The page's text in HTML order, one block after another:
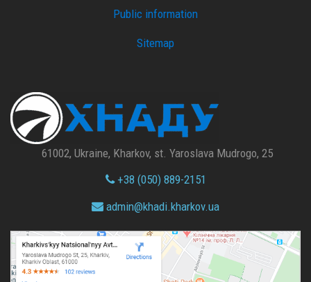
Public information
Sitemap
61002, Ukraine, Kharkov, st. Yaroslava Mudrogo, 25
+38 (050) 889-2151
admin@khadi.kharkov.ua